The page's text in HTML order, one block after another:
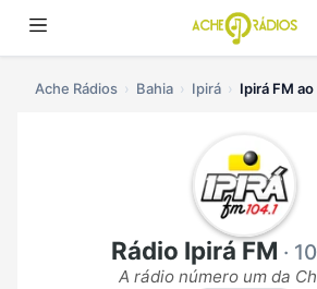
Ache Rádios Bahia Ipirá Ipirá FM
Rádio Ipirá FM ·
A rádio número um da